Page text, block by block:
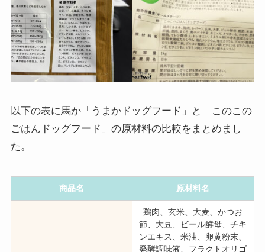
以下の表に馬か「うまかドッグフード」と「このこの
ごはんドッグフード」の原材料の比較をまとめまし
た。
商品名 原材料名
鶏肉、玄米、大麦、かつお
節、大豆、ビール酵母、チキ
ンエキス、米油、卵黄粉末、
発酵調味液、フラクトオリゴ